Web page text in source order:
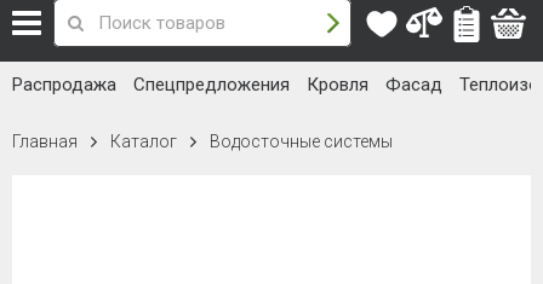
Распродажа Спецпредложения Кровля Фасад
Главная Каталог Водосточные системы